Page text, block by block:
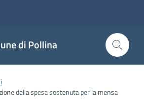
di Pollina
della spesa sostenuta per la mensa